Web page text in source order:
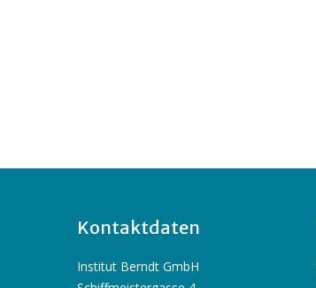
Kontaktdaten
Institut Berndt GmbH